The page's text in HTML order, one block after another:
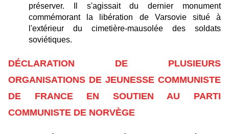
préserver. Il s'agissait du dernier monument
commémorant la libération de Varsovie situé à
l'extérieur du cimetière-mausolée des soldats
soviétiques.
DÉCLARATION DE PLUSIEURS
ORGANISATIONS DE JEUNESSE COMMUNISTE
DE FRANCE EN SOUTIEN AU PARTI
COMMUNISTE DE NORVÈGE